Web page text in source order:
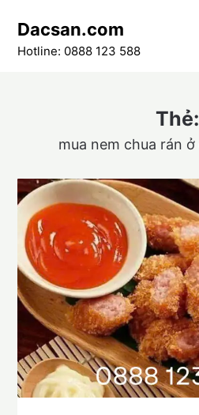
content
Dacsan.com
Hotline: 0888 123 588
Thẻ:
mua nem chua rán